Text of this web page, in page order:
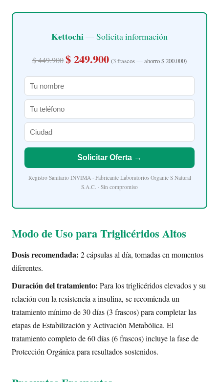
Kettochi— Solicita información
$ 449.900$ 249.900 (3 frascos — ahorro $ 200.000)
Solicitar Oferta →
Registro Sanitario INVIMA · Fabricante Laboratorios Organic S Natural
S.A.C. · Sin compromiso
Modo de Uso para Triglicéridos Altos
Dosis recomendada: 2 cápsulas al día, tomadas en momentos
diferentes.
Duración del tratamiento: Para los triglicéridos elevados y su
relación con la resistencia a insulina, se recomienda un
tratamiento mínimo de 30 días (3 frascos) para completar las
etapas de Estabilización y Activación Metabólica. El
tratamiento completo de 60 días (6 frascos) incluye la fase de
Protección Orgánica para resultados sostenidos.